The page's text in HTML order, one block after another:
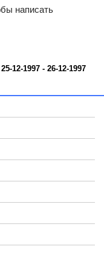
написать
12-1997 - 26-12-1997